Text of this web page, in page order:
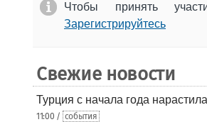
Чтобы принять
Зарегистрируйтесь
Свежие новости
Турция с начала года
11:00 / события